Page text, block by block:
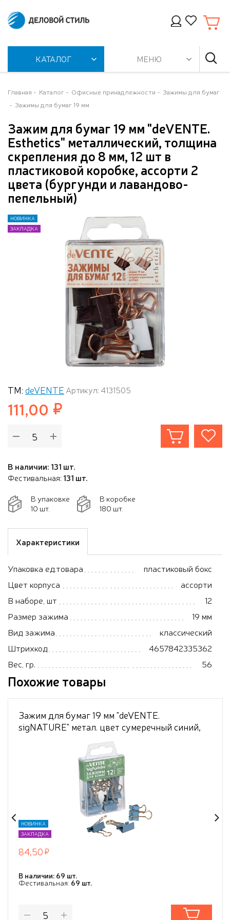
КАТАЛОГ МЕНЮ
Главная Каталог Офисные принадлежности
Зажимы для бумаг
Зажимы для бумаг 19 мм
Зажим для бумаг 19 мм "deVENTE.
Esthetics" металлический, толщина
скрепления до 8 мм, 12 шт в
пластиковой коробке, ассорти 2
цвета (бургунди и лавандово-
пепельный)
НОВИНКА
ЗАКЛАДКА
НОВИНКА
ЗАКЛАДКА
ТМ: deVENTE Артикул: 4131505
111,00
В наличии: 131 шт.
Фестивальная: 131 шт.
В упаковке
10 шт.
В коробке
180 шт.
Характеристики
Упаковка ед.товара
пластиковый бокс
Цвет корпуса
ассорти
В наборе, шт
12
Размер зажима
19 мм
Вид зажима
классический
Штрихкод
4657842335362
Вес, гр.
56
Похожие товары
Зажим для бумаг 19 мм "deVENTE.
sigNATURE" метал. цвет сумеречный синий,
толщина скрепления до 8 мм, 12 шт в
пластиковой коробке,
НОВИНКА
ЗАКЛАДКА
84,50
В наличии: 69 шт.
Фестивальная: 69 шт.